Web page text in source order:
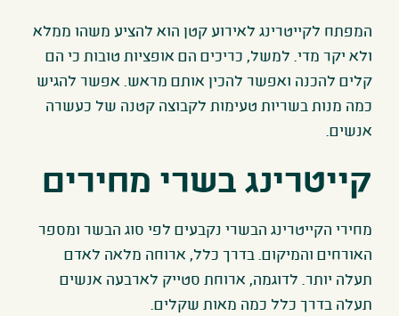
המפתח לקייטרינג לאירוע קטן הוא להציע משהו ממלא
ולא יקר מדי. למשל, כריכים הם אופציות טובות כי הם
קלים להכנה ואפשר להכין אותם מראש. אפשר להגיש
כמה מנות בשריות טעימות לקבוצה קטנה של כעשרה
אנשים.
קייטרינג בשרי מחירים
מחירי הקייטרינג הבשרי נקבעים לפי סוג הבשר ומספר
האורחים והמיקום. בדרך כלל, ארוחה מלאה לאדם
תעלה יותר. לדוגמה, ארוחת סטייק לארבעה אנשים
תעלה בדרך כלל כמה מאות שקלים.